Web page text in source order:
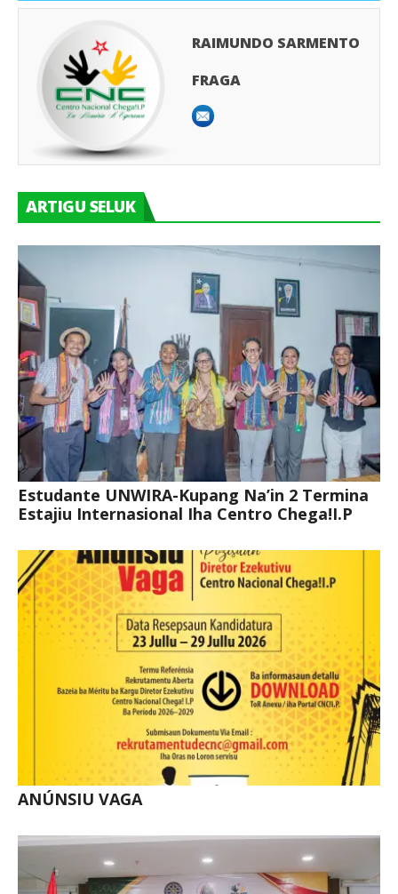
RAIMUNDO SARMENTO
FRAGA
ARTIGU SELUK
Estudante UNWIRA-Kupang Na’in 2 Termina
Estajiu Internasional Iha Centro Chega!I.P
ANÚNSIU VAGA